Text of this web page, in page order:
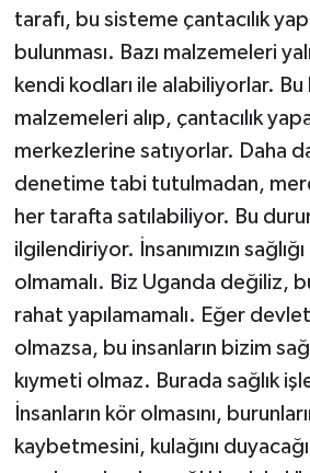
tarafı, bu sisteme çantacılık
bulunması. Bazı malzemeleri
kendi kodları ile alabiliyorlar. Bu
malzemeleri alıp, çantacılık
merkezlerine satıyorlar. Daha
denetime tabi tutulmadan,
her tarafta satılabiliyor. Bu
ilgilendiriyor. İnsanımızın
olmamalı. Biz Uganda değiliz,
rahat yapılamamalı. Eğer
olmazsa, bu insanların bizim
kıymeti olmaz. Burada sağlık
İnsanların kör olmasını,
kaybetmesini, kulağını